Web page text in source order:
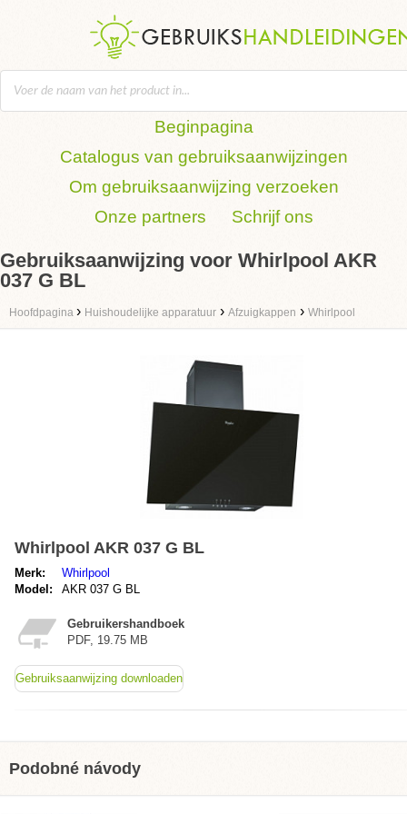
Beginpagina
Catalogus van gebruiksaanwijzingen
Om gebruiksaanwijzing verzoeken
Onze partners
Schrijf ons
Gebruiksaanwijzing voor Whirlpool AKR
037 G BL
Hoofdpagina › Huishoudelijke apparatuur › Afzuigkappen › Whirlpool
Whirlpool AKR 037 G BL
Merk:
Whirlpool
Model:
AKR 037 G BL
Gebruikershandboek
PDF, 19.75 MB
Gebruiksaanwijzing downloaden
Podobné návody